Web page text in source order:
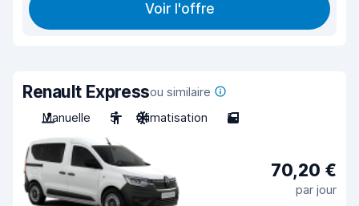
Voir l'offre
Renault Expressou similaire
Manuelle
5 Climatisation 5
70,20 €
par jour